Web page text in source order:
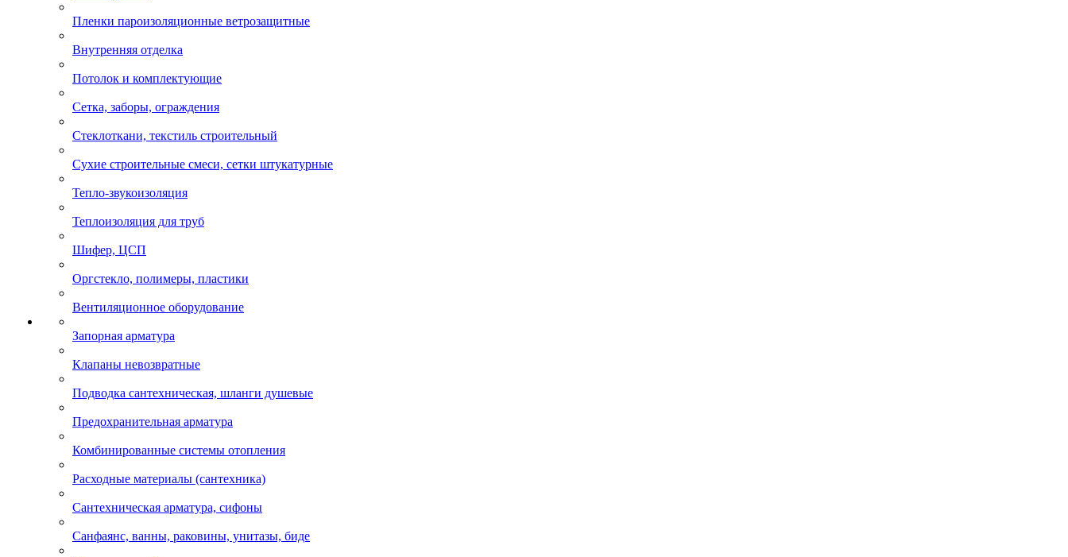
Пленки пароизоляционные ветрозащитные
Внутренняя отделка
Потолок и комплектующие
Сетка, заборы, ограждения
Стеклоткани, текстиль строительный
Сухие строительные смеси, сетки штукатурные
Тепло-звукоизоляция
Теплоизоляция для труб
Шифер, ЦСП
Оргстекло, полимеры, пластики
Вентиляционное оборудование
Запорная арматура
Клапаны невозвратные
Подводка сантехническая, шланги душевые
Предохранительная арматура
Комбинированные системы отопления
Расходные материалы (сантехника)
Сантехническая арматура, сифоны
Санфаянс, ванны, раковины, унитазы, биде